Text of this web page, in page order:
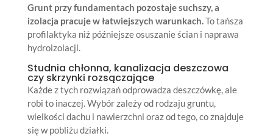
Grunt przy fundamentach pozostaje suchszy, a
izolacja pracuje w łatwiejszych warunkach. To tańsza
profilaktyka niż późniejsze osuszanie ścian i naprawa
hydroizolacji.
Studnia chłonna, kanalizacja deszczowa
czy skrzynki rozsączające
Każde z tych rozwiązań odprowadza deszczówkę, ale
robi to inaczej. Wybór zależy od rodzaju gruntu,
wielkości dachu i nawierzchni oraz od tego, co znajduje
się w pobliżu działki.